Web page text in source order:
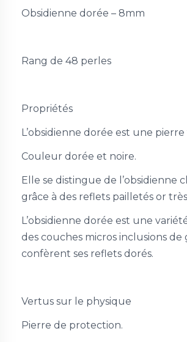
Obsidienne dorée – 8mm
Rang de 48 perles
Propriétés
L’obsidienne dorée est une
Couleur dorée et noire.
Elle se distingue de l’obsidienne
grâce à des reflets pailletés or très
L’obsidienne dorée est une
des couches micros inclusions de
confèrent ses reflets dorés.
Vertus sur le physique
Pierre de protection.